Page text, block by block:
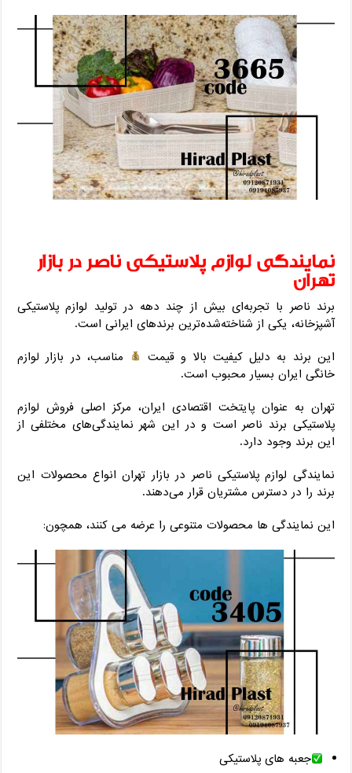
نمایندگی لوازم پلاستیکی ناصر در بازار
تهران
برند ناصر با تجربه‌ای بیش از چند دهه در تولید لوازم پلاستیکی
آشپزخانه، یکی از شناخته‌شده‌ترین برندهای ایرانی است.
این برند به دلیل کیفیت بالا و قیمت
مناسب، در بازار لوازم
خانگی ایران بسیار محبوب است.
تهران به عنوان پایتخت اقتصادی ایران، مرکز اصلی فروش لوازم
پلاستیکی برند ناصر است و در این شهر نمایندگی‌های مختلفی از
این برند وجود دارد.
نمایندگی لوازم پلاستیکی ناصر در بازار تهران انواع محصولات این
برند را در دسترس مشتریان قرار می‌دهند.
این نمایندگی ها محصولات متنوعی را عرضه می کنند، همچون:
جعبه های پلاستیکی